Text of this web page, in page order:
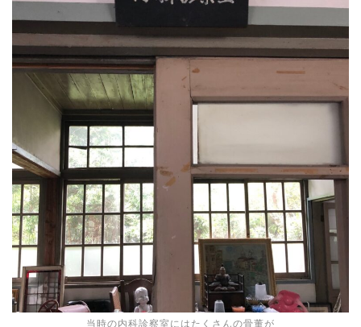
当時の内科診察室にはたくさんの骨董が